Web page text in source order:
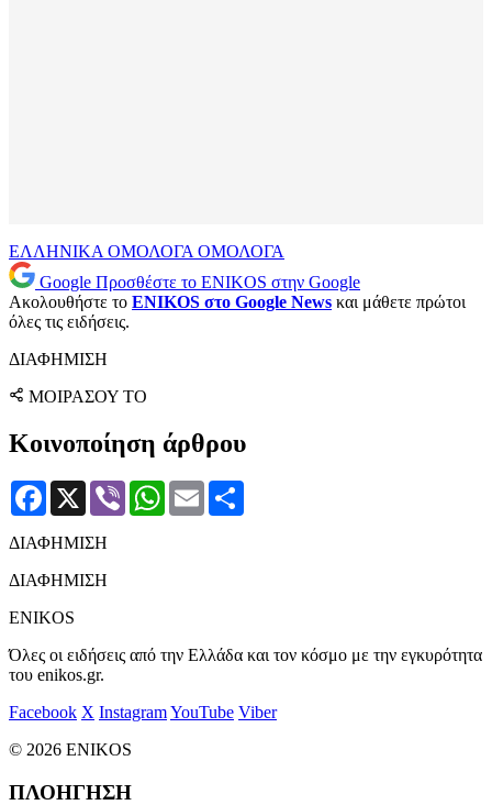
ΕΛΛΗΝΙΚΑ ΟΜΟΛΟΓΑ ΟΜΟΛΟΓΑ
Google Προσθέστε το ENIKOS στην Google
Ακολουθήστε το ENIKOS στο Google News και μάθετε πρώτοι
όλες τις ειδήσεις.
ΔΙΑΦΗΜΙΣΗ
ΜΟΙΡΑΣΟΥ ΤΟ
Κοινοποίηση άρθρου
Facebook
X Viber WhatsApp
Email
ΔΙΑΦΗΜΙΣΗ
ΔΙΑΦΗΜΙΣΗ
ENIKOS
Όλες οι ειδήσεις από την Ελλάδα και τον κόσμο με την εγκυρότητα
του enikos.gr.
Facebook X InstagramYouTube Viber
© 2026 ENIKOS
ΠΛΟΗΓΗΣΗ